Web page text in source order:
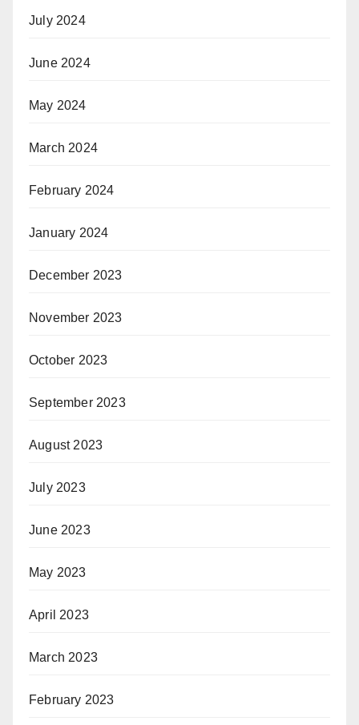
July 2024
June 2024
May 2024
March 2024
February 2024
January 2024
December 2023
November 2023
October 2023
September 2023
August 2023
July 2023
June 2023
May 2023
April 2023
March 2023
February 2023